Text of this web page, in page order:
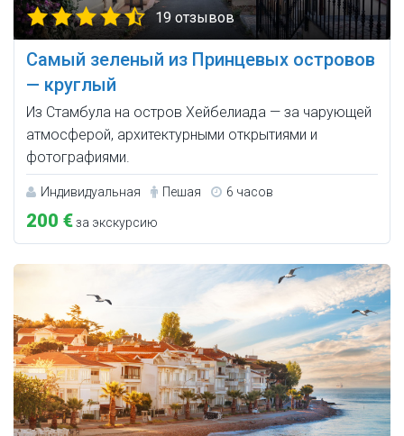
19 отзывов
Самый зеленый из Принцевых островов
— круглый
Из Стамбула на остров Хейбелиада — за чарующей
атмосферой, архитектурными открытиями и
фотографиями.
Индивидуальная Пешая 6 часов
200 €за экскурсию